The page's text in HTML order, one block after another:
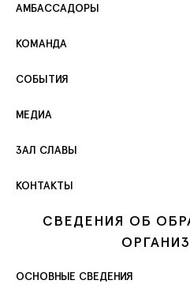
АМБАССАДОРЫ
КОМАНДА
СОБЫТИЯ
МЕДИА
ЗАЛ СЛАВЫ
КОНТАКТЫ
СВЕДЕНИЯ ОБ
ОСНОВНЫЕ СВЕДЕНИЯ